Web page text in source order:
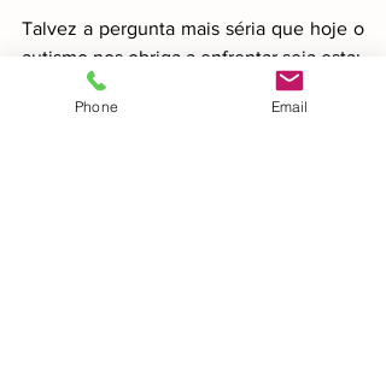
Talvez a pergunta mais séria que hoje o
autismo nos obriga a enfrentar seja esta:
Estamos realmente a preparar pessoas
Phone Email